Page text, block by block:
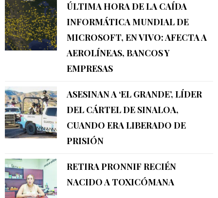
ÚLTIMA HORA DE LA CAÍDA
INFORMÁTICA MUNDIAL DE
MICROSOFT, EN VIVO: AFECTA A
AEROLÍNEAS, BANCOS Y
EMPRESAS
ASESINAN A ‘EL GRANDE’, LÍDER
DEL CÁRTEL DE SINALOA,
CUANDO ERA LIBERADO DE
PRISIÓN
RETIRA PRONNIF RECIÉN
NACIDO A TOXICÓMANA